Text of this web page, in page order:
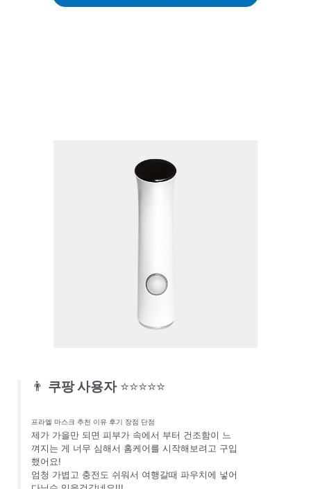
👨 쿠팡 사용자 ⭐⭐⭐⭐⭐
프라엘 마스크 추천 이유 후기 장점 단점
제가 가을만 되면 피부가 속에서 부터 건조함이 느
껴지는 게 너무 심해서 홈케어를 시작해보려고 구입
했어요!
엄청 가볍고 충전도 쉬워서 여행갈때 파우치에 넣어